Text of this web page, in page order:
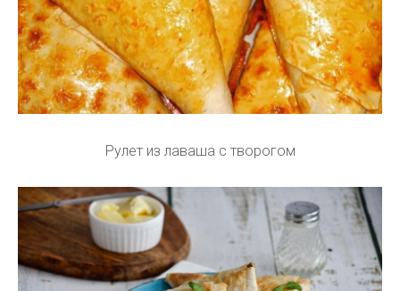
Рулет из лаваша с творогом